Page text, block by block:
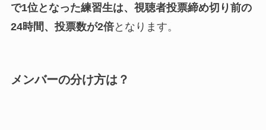
で1位となった練習生は、視聴者投票締め切り前の
24時間、投票数が2倍となります。
メンバーの分け方は？